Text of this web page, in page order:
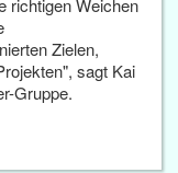
richtigen Weichen
Zielen,
sagt Kai
Gruppe.